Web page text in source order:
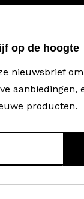
op de hoogte
nieuwsbrief
aanbiedingen,
producten.